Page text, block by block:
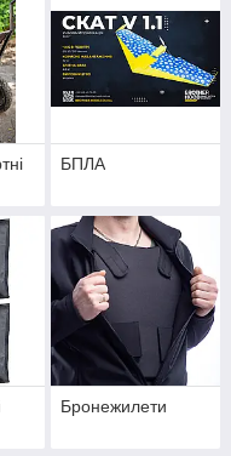
БПЛА
Бронежилети